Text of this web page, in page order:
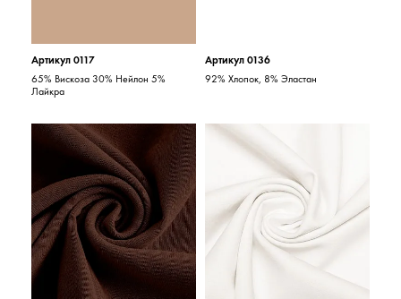
Артикул 0117
65% Вискоза 30% Нейлон 5%
Лайкра
Артикул 0136
92% Хлопок, 8% Эластан